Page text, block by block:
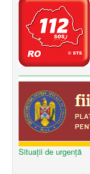
Situații de urgență